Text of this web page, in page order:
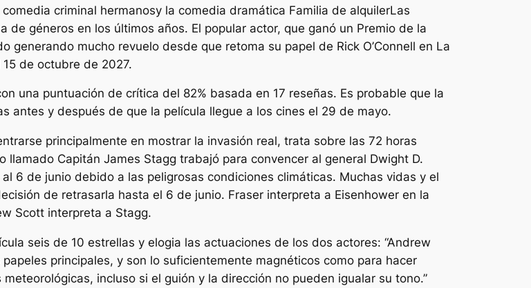
comedia criminal hermanosy la comedia dramática Familia de alquilerLas
géneros en los últimos años. El popular actor, que ganó un Premio de la
generando mucho revuelo desde que retoma su papel de Rick O’Connell en La
de octubre de 2027.
una puntuación de crítica del 82% basada en 17 reseñas. Es probable que la
antes y después de que la película llegue a los cines el 29 de mayo.
principalmente en mostrar la invasión real, trata sobre las 72 horas
Capitán James Stagg trabajó para convencer al general Dwight D.
6 de junio debido a las peligrosas condiciones climáticas. Muchas vidas y el
de retrasarla hasta el 6 de junio. Fraser interpreta a Eisenhower en la
Scott interpreta a Stagg.
seis de 10 estrellas y elogia las actuaciones de los dos actores: “Andrew
principales, y son lo suficientemente magnéticos como para hacer
incluso si el guión y la dirección no pueden igualar su tono.”